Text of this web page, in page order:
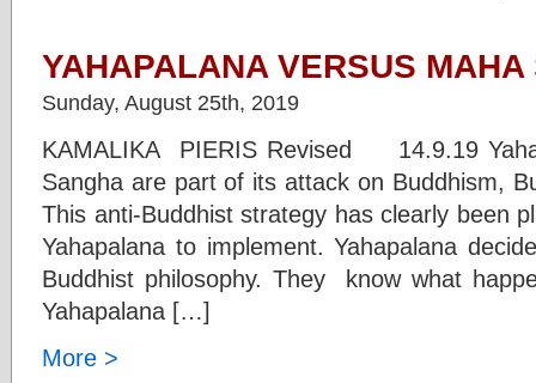
YAHAPALANA VERSUS
Sunday, August 25th, 2019
KAMALIKA PIERIS Revised 14.9.19
Sangha are part of its attack on Buddhism,
This anti-Buddhist strategy has clearly been
Yahapalana to implement. Yahapalana
Buddhist philosophy. They know what
Yahapalana […]
More >